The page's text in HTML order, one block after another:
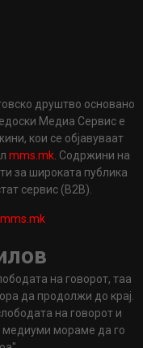
друштво основано
Медиа Сервис е
кои се објавуваат
mms.mk . Содржини на
за широката публика
сервис (B2B).
на говорот, таа
да продолжи до крај.
на говорот и
медиуми мораме да го